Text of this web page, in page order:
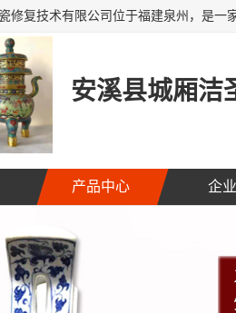
安溪县城厢洁
产品中心 企